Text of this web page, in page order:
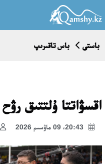
باستى باس تاقىرىپ
اقسۋاتتا ۇلتتىق